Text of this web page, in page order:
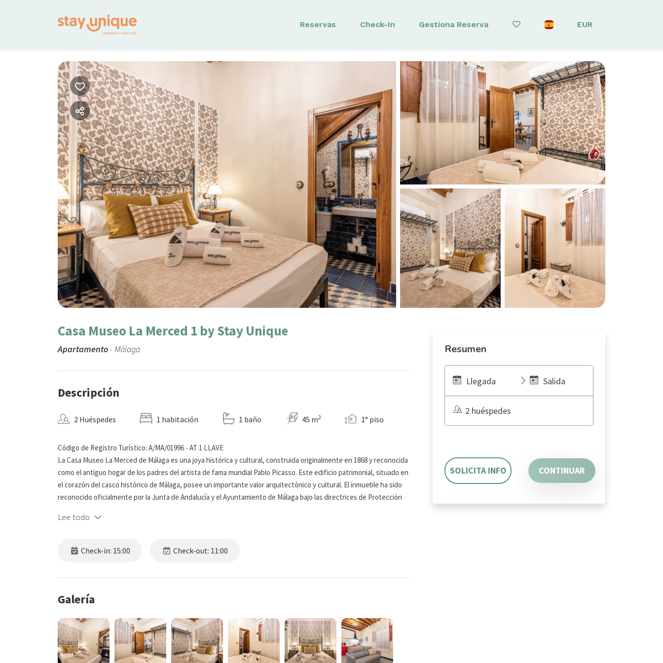
Reservas Check-In Gestiona Reserva EUR
Casa Museo La Merced 1 by Stay Unique
Apartamento- Málaga
Descripción
2 Huéspedes 1 habitación 1 baño 45 m2 1° piso
Código de Registro Turístico: A/MA/01996 - AT 1 LLAVE
La Casa Museo La Merced de Málaga es una joya histórica y cultural, construida originalmente en 1868 y reconocida
como el antiguo hogar de los padres del artista de fama mundial Pablo Picasso. Este edificio patrimonial, situado en
el corazón del casco histórico de Málaga, posee un importante valor arquitectónico y cultural. El inmueble ha sido
reconocido oficialmente por la Junta de Andalucía y el Ayuntamiento de Málaga bajo las directrices de Protección
tradicional andaluz. Este patio interior, seña de identidad de la arquitectura malagueña del siglo XIX, es un espacio
En el centro del patio, los visitantes pueden admirar un elemento original de la estructura anterior a la renovación
en 1868, que ha sido cuidadosamente protegida para honrar su importancia cultural y patrimonial. Esta parte del
muro es un auténtico vestigio del pasado, mantenido por los esfuerzos de preservación histórica y que simboliza el
compromiso de la propiedad con el legado arquitectónico de Málaga.
Lee todo
Check-in: 15:00 Check-out: 11:00
Galería
Resumen
Llegada Salida
2 huéspedes
SOLICITA INFO CONTINUAR